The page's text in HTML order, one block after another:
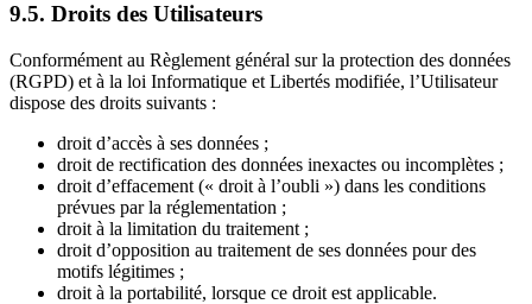
9.5. Droits des Utilisateurs
Conformément au Règlement général sur la protection des données
(RGPD) et à la loi Informatique et Libertés modifiée, l’Utilisateur
dispose des droits suivants :
droit d’accès à ses données ;
droit de rectification des données inexactes ou incomplètes ;
droit d’effacement (« droit à l’oubli ») dans les conditions
prévues par la réglementation ;
droit à la limitation du traitement ;
droit d’opposition au traitement de ses données pour des
motifs légitimes ;
droit à la portabilité, lorsque ce droit est applicable.